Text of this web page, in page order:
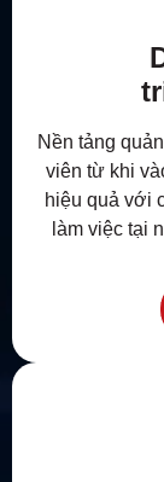
Nền tảng
viên từ khi
hiệu quả với
làm việc tại